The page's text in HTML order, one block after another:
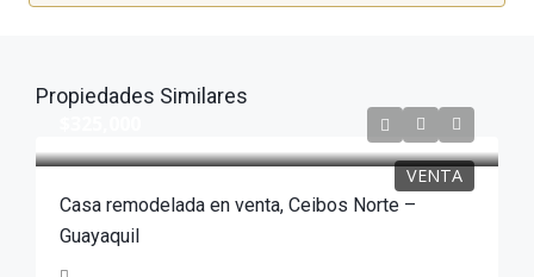
Propiedades Similares
VENTA
Casa remodelada en venta, Ceibos Norte –
Guayaquil